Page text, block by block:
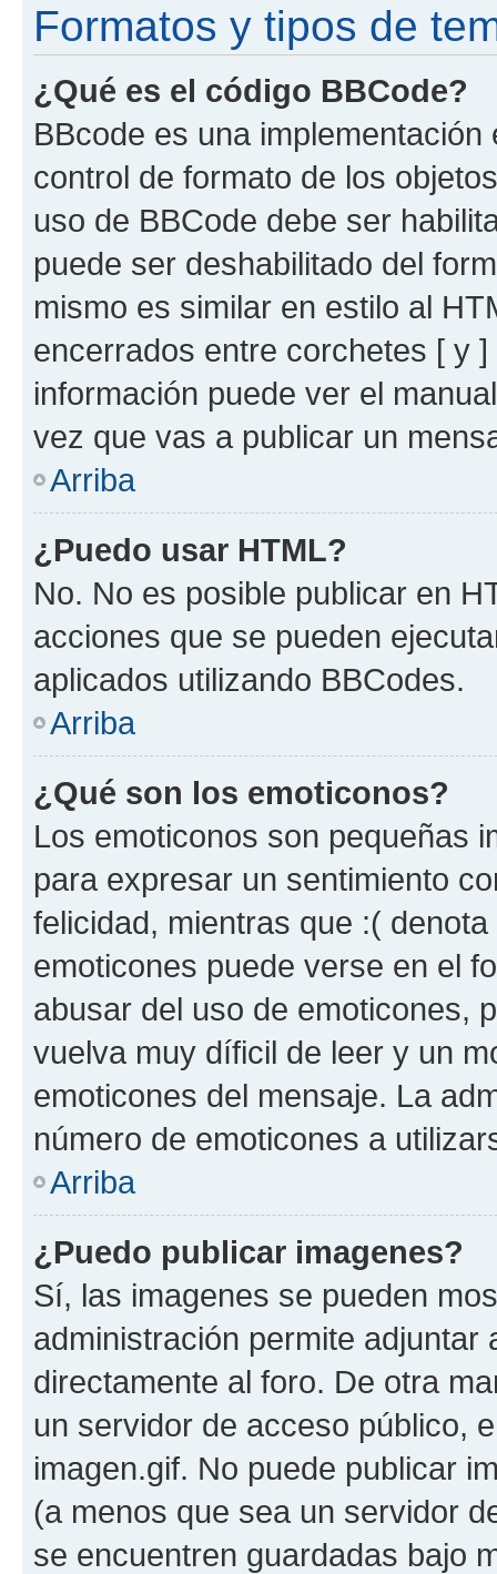
Formatos y tipos de
¿Qué es el código BBCode?
BBcode es una
control de formato de los
uso de BBCode debe ser
puede ser deshabilitado del
mismo es similar en estilo al
encerrados entre corchetes [ y
información puede ver el
vez que vas a publicar un
Arriba
¿Puedo usar HTML?
No. No es posible publicar en
acciones que se pueden
aplicados utilizando BBCodes.
Arriba
¿Qué son los emoticonos?
Los emoticonos son pequeñas
para expresar un sentimiento
felicidad, mientras que :(
emoticones puede verse en el
abusar del uso de emoticones,
vuelva muy díficil de leer y un
emoticones del mensaje. La
número de emoticones a
Arriba
¿Puedo publicar imagenes?
Sí, las imagenes se pueden
administración permite
directamente al foro. De otra
un servidor de acceso público,
imagen.gif. No puede publicar
(a menos que sea un servidor
se encuentren guardadas bajo